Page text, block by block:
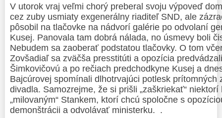
V utorok vraj veľmi chorý preberal svoju výpoveď
cez zuby usmiaty exgenerálny riaditeľ SND, ale
pôsobil na tlačovke na nádvorí galérie po odvolaní
Kusej. Panovala tam dobrá nálada, no úsmevy boli
Nebudem sa zaoberať podstatou tlačovky. O tom
Zovšadiaľ sa zväčša presstitúti a opozícia
Šimkovičovú a po rečiach predchodkyne Kusej a
Bajcúrovej spomínali dlhotrvajúci potlesk prítomných
divadla. Samozrejme, že si prišli „zaškriekať“
„milovaným“ Stankem, ktorí chcú spoločne s
demonštrácii a odvolávať ministerku. .